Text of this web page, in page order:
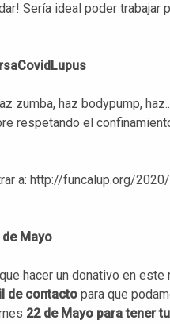
Sería ideal poder
zumba, haz bodypump,
respetando el
a: http://funcalup.org/
Mayo
hacer un donativo en
de contacto para que
22 de Mayo para tener